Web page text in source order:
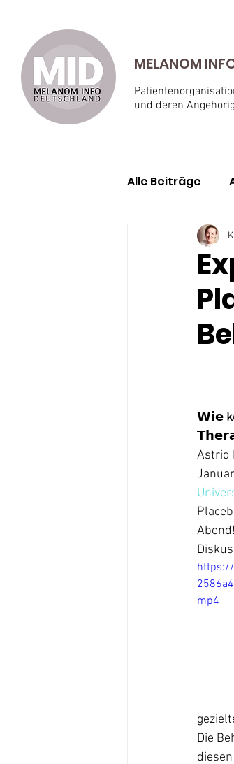
MELANOM
und deren
Alle Beiträge
𝗪𝗶𝗲
Astrid
mp4
Die